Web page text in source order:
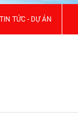
TIN TỨC - DỰ ÁN